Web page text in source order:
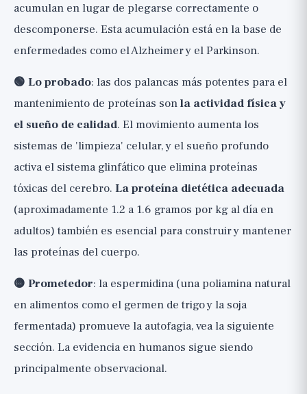
acumulan en lugar de plegarse correctamente o
descomponerse. Esta acumulación está en la base de
enfermedades como el Alzheimer y el Parkinson.
🟢 Lo probado: las dos palancas más potentes para el
mantenimiento de proteínas sonla actividad física y
el sueño de calidad. El movimiento aumenta los
sistemas de 'limpieza' celular, y el sueño profundo
activa el sistema glinfático que elimina proteínas
tóxicas del cerebro. La proteína dietética adecuada
(aproximadamente 1.2 a 1.6 gramos por kg al día en
adultos) también es esencial para construir y mantener
las proteínas del cuerpo.
🟡 Prometedor: la espermidina (una poliamina natural
en alimentos como el germen de trigo y la soja
fermentada) promueve la autofagia, vea la siguiente
sección. La evidencia en humanos sigue siendo
principalmente observacional.